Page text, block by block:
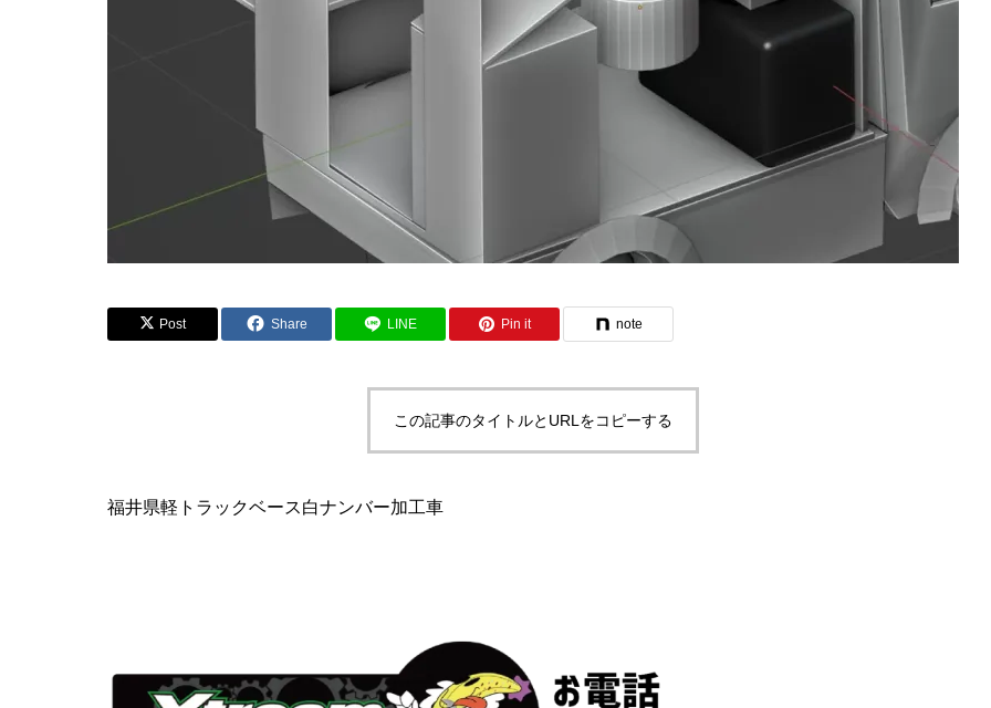
Post Share LINE Pin it note
この記事のタイトルとURLをコピーする
福井県軽トラックベース白ナンバー加工車